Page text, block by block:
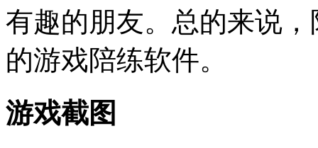
有趣的朋友。总的来说
的游戏陪练软件。
游戏截图